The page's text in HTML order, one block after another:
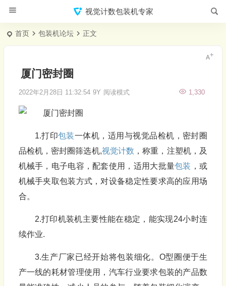
视觉计数包装机专家
首页 包装机论坛 正文
厦门密封圈
2022年2月28日 11:32:54 9Y 1,330
阅读模式
1.打印包装一体机，适用与视觉品检机，密封圈
品检机，密封圈筛选机,视觉计数 ，称重，注塑机，及
机械手，电子电容，配套使用，适用大批量包装 ，或
机械手夹取包装方式，对设备稳定性要求高的应用场
合。
2.打印机装机主要性能在稳定，能实现24小时连
续作业.
3.生产厂家已经开始将包装细化。O型圈便于生
产一线的耗材管理使用，汽车行业要求包装的产品数